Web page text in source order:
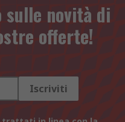
novità di
offerte!
Iscriviti